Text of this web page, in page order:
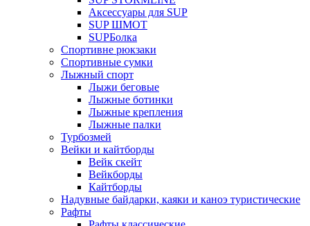
Аксессуары для SUP
SUP ШМОТ
SUPБолка
Спортивне рюкзаки
Спортивные сумки
Лыжный спорт
Лыжи беговые
Лыжные ботинки
Лыжные крепления
Лыжные палки
Турбозмей
Вейки и кайтборды
Вейк скейт
Вейкборды
Кайтборды
Надувные байдарки, каяки и каноэ туристические
Рафты